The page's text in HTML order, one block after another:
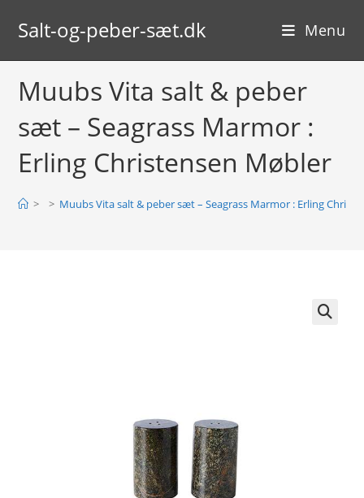
Salt-og-peber-sæt.dk Menu
Muubs Vita salt & peber
sæt – Seagrass Marmor :
Erling Christensen Møbler
> > Muubs Vita salt & peber sæt – Seagrass Marmor : Erling